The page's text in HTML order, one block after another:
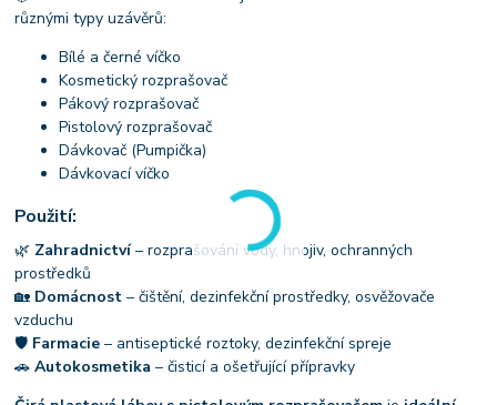
různými typy uzávěrů:
Bílé a černé víčko
Kosmetický rozprašovač
Pákový rozprašovač
Pistolový rozprašovač
Dávkovač (Pumpička)
Dávkovací víčko
Použití:
🌿 Zahradnictví– rozprašování vody, hnojiv, ochranných
prostředků
🏡 Domácnost – čištění, dezinfekční prostředky, osvěžovače
vzduchu
🛡 Farmacie – antiseptické roztoky, dezinfekční spreje
🚗Autokosmetika – čisticí a ošetřující přípravky